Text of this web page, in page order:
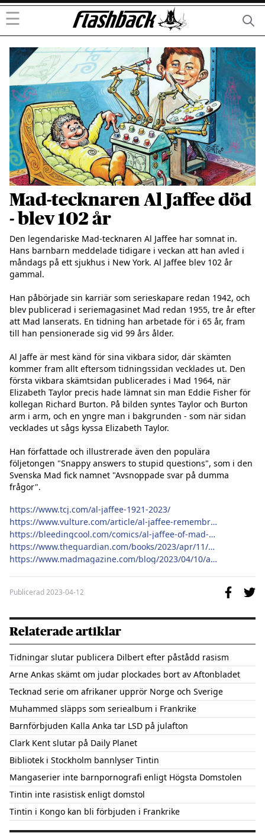
☰
Mad-tecknaren Al Jaffee död
- blev 102 år
Den legendariske Mad-tecknaren Al Jaffee har somnat in.
Hans barnbarn meddelade tidigare i veckan att han avled i
måndags på ett sjukhus i New York. Al Jaffee blev 102 år
gammal.
Han påbörjade sin karriär som serieskapare redan 1942, och
blev publicerad i seriemagasinet Mad redan 1955, tre år efter
att Mad lanserats. En tidning han arbetade för i 65 år, fram
till han pensionerade sig vid 99 års ålder.
Al Jaffe är mest känd för sina vikbara sidor, där skämten
kommer fram allt eftersom tidningssidan vecklades ut. Den
första vikbara skämtsidan publicerades i Mad 1964, när
Elizabeth Taylor precis hade lämnat sin man Eddie Fisher för
kollegan Richard Burton. På bilden syntes Taylor och Burton
arm i arm, och en yngre man i bakgrunden - som när sidan
vecklades ut sågs kyssa Elizabeth Taylor.
Han författade och illustrerade även den populära
följetongen "Snappy answers to stupid questions", som i den
Svenska Mad fick namnet "Avsnoppade svar på dumma
frågor".
https://www.tcj.com/al-jaffee-1921-2023/
https://www.vulture.com/article/al-jaffee-remembrance.html
https://bleedingcool.com/comics/al-jaffee-of-mad-magazine-dies-aged-102/
https://www.theguardian.com/books/2023/apr/11/al-jaffee-legendary-mad-magazine-cartoonist-dies-aged-102
https://www.madmagazine.com/blog/2023/04/10/al-jaffee-tribute
Publicerad2023-04-12
Relaterade artiklar
Tidningar slutar publicera Dilbert efter påstådd rasism
Arne Ankas skämt om judar plockades bort av Aftonbladet
Tecknad serie om afrikaner upprör Norge och Sverige
Muhammed släpps som seriealbum i Frankrike
Barnförbjuden Kalla Anka tar LSD på julafton
Clark Kent slutar på Daily Planet
Bibliotek i Stockholm bannlyser Tintin
Mangaserier inte barnpornografi enligt Högsta Domstolen
Tintin inte rasistisk enligt domstol
Tintin i Kongo kan bli förbjuden i Frankrike